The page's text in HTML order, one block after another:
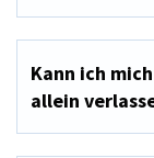
Kann ich
allein